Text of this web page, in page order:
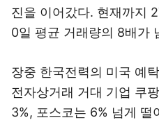
진을 이어갔다. 현재까지
0일 평균 거래량의 8배가
장중 한국전력의 미국 예
전자상거래 거대 기업 쿠
3%, 포스코는 6% 넘게 떨